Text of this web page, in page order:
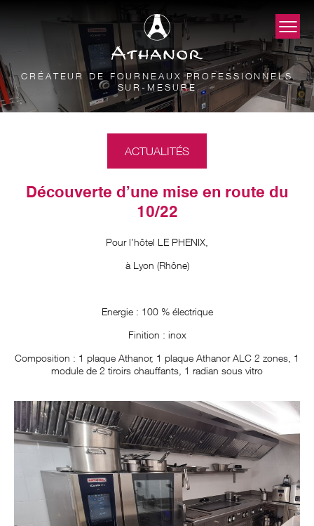
CRÉATEUR DE FOURNEAUX PROFESSIONNELS
SUR-MESURE
ACTUALITÉS
Découverte d’une mise en route du
10/22
Pour l’hôtel LE PHENIX,
à Lyon (Rhône)
Energie : 100 % électrique
Finition : inox
Composition : 1 plaque Athanor, 1 plaque Athanor ALC 2 zones, 1
module de 2 tiroirs chauffants, 1 radian sous vitro